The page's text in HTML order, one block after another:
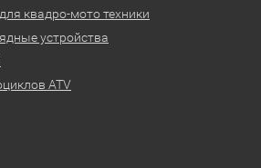
квадро-мото техники
устройства
ATV